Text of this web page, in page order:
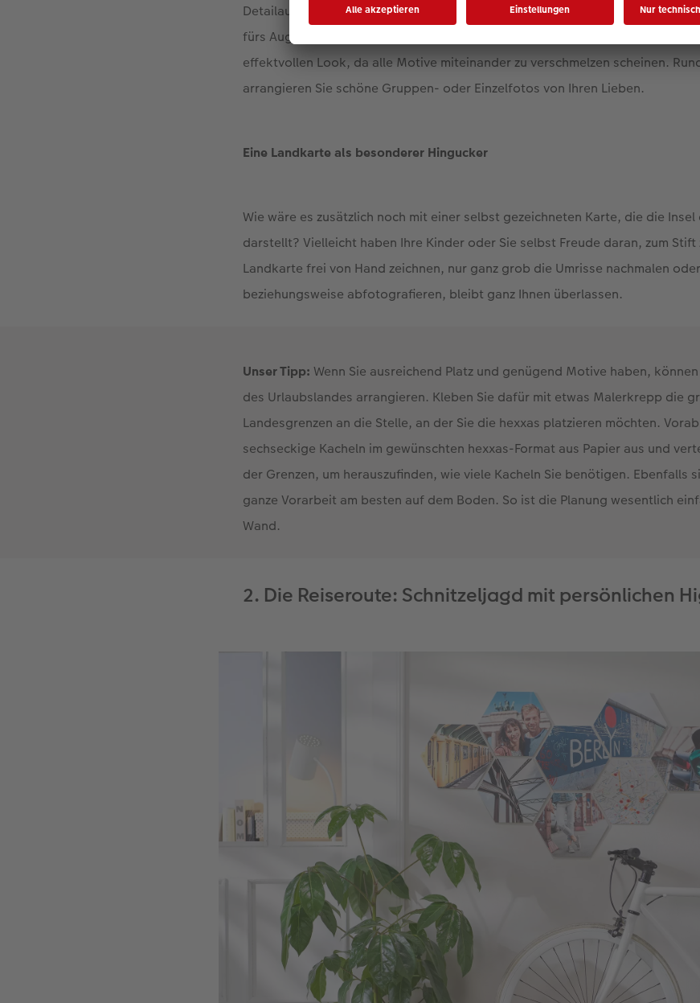
Detailaufnahme, etwa von einer Düne. Derartige Perspektivwechsel wirken
fürs Auge und erhalten durch die rahmenlose Darstellung auf einem hexxas-
effektvollen Look, da alle Motive miteinander zu verschmelzen scheinen.
arrangieren Sie schöne Gruppen- oder Einzelfotos von Ihren Lieben.
Eine Landkarte als besonderer Hingucker
Wie wäre es zusätzlich noch mit einer selbst gezeichneten Karte, die die
darstellt? Vielleicht haben Ihre Kinder oder Sie selbst Freude daran, zum
Landkarte frei von Hand zeichnen, nur ganz grob die Umrisse nachmalen
beziehungsweise abfotografieren, bleibt ganz Ihnen überlassen.
Unser Tipp: Wenn Sie ausreichend Platz und genügend Motive haben,
des Urlaubslandes arrangieren. Kleben Sie dafür mit etwas Malerkrepp die
Landesgrenzen an die Stelle, an der Sie die hexxas platzieren möchten.
sechseckige Kacheln im gewünschten hexxas-Format aus Papier aus und
der Grenzen, um herauszufinden, wie viele Kacheln Sie benötigen. Ebenfalls
ganze Vorarbeit am besten auf dem Boden. So ist die Planung wesentlich
Wand.
2. Die Reiseroute: Schnitzeljagd mit persönlichen